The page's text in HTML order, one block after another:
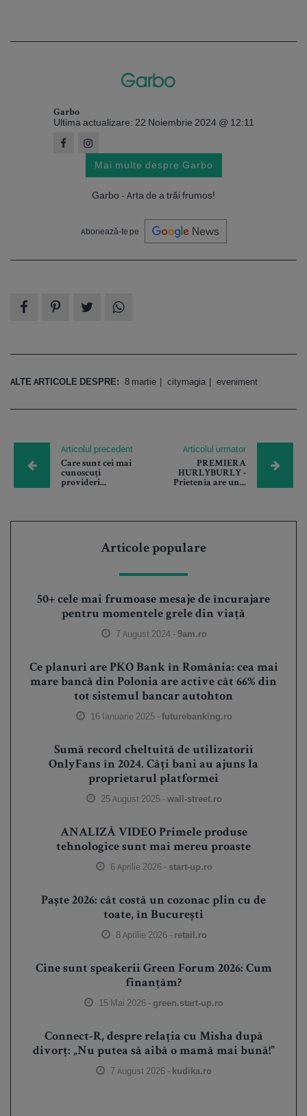
Garbo
Ultima actualizare: 22 Noiembrie 2024 @ 12:11
Mai multe despre Garbo
Garbo - Arta de a trăi frumos!
Abonează-te pe
ALTE ARTICOLE DESPRE: 8 martie citymagia eveniment
Articolul precedent
Care sunt cei mai
cunoscuți
provideri...
Articolul urmator
PREMIERA
HURLYBURLY -
Prietenia are un...
Articole populare
50+ cele mai frumoase mesaje de încurajare
pentru momentele grele din viață
7 August 2024 -9am.ro
Ce planuri are PKO Bank în România: cea mai
mare bancă din Polonia are active cât 66% din
tot sistemul bancar autohton
16 Ianuarie 2025 -futurebanking.ro
Sumă record cheltuită de utilizatorii
OnlyFans în 2024. Câți bani au ajuns la
proprietarul platformei
25 August 2025 -wall-street.ro
ANALIZĂ VIDEO Primele produse
tehnologice sunt mai mereu proaste
6 Aprilie 2026 - start-up.ro
Paște 2026: cât costă un cozonac plin cu de
toate, în București
8 Aprilie 2026 - retail.ro
Cine sunt speakerii Green Forum 2026: Cum
finanțăm?
15 Mai 2026 - green.start-up.ro
Connect-R, despre relația cu Misha după
divorț: „Nu putea să aibă o mamă mai bună!”
7 August 2026 - kudika.ro